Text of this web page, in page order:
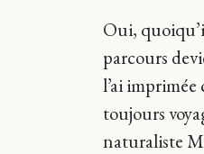
Oui,
parcours
l’ai
toujours
naturaliste